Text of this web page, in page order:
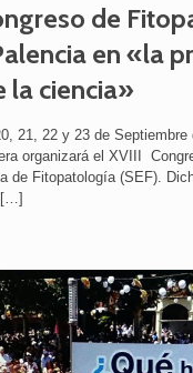
de
en «la
la ciencia»
21, 22 y 23 de Septiembre
organizará el XVIII
de Fitopatología (SEF).
[…]